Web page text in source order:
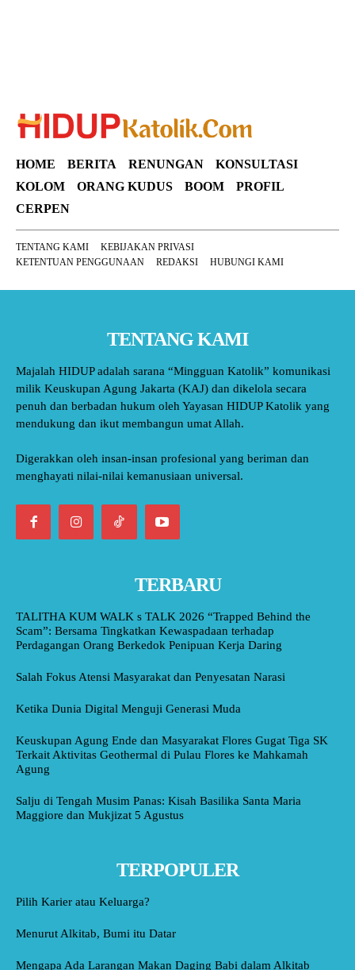
HOME BERITA RENUNGAN
KONSULTASI
KOLOM
ORANG KUDUS BOOM
PROFIL
CERPEN
TENTANG KAMI
KEBIJAKAN PRIVASI
KETENTUAN PENGGUNAAN
REDAKSI HUBUNGI KAMI
TENTANG KAMI
Majalah HIDUP adalah sarana “Mingguan Katolik” komunikasi
milik Keuskupan Agung Jakarta (KAJ) dan dikelola secara
penuh dan berbadan hukum oleh Yayasan HIDUP Katolik yang
mendukung dan ikut membangun umat Allah.
Digerakkan oleh insan-insan profesional yang beriman dan
menghayati nilai-nilai kemanusiaan universal.
TERBARU
TALITHA KUM WALK s TALK 2026 “Trapped Behind the
Scam”: Bersama Tingkatkan Kewaspadaan terhadap
Perdagangan Orang Berkedok Penipuan Kerja Daring
Salah Fokus Atensi Masyarakat dan Penyesatan Narasi
Ketika Dunia Digital Menguji Generasi Muda
Keuskupan Agung Ende dan Masyarakat Flores Gugat Tiga SK
Terkait Aktivitas Geothermal di Pulau Flores ke Mahkamah
Agung
Salju di Tengah Musim Panas: Kisah Basilika Santa Maria
Maggiore dan Mukjizat 5 Agustus
TERPOPULER
Pilih Karier atau Keluarga?
Menurut Alkitab, Bumi itu Datar
Mengapa Ada Larangan Makan Daging Babi dalam Alkitab